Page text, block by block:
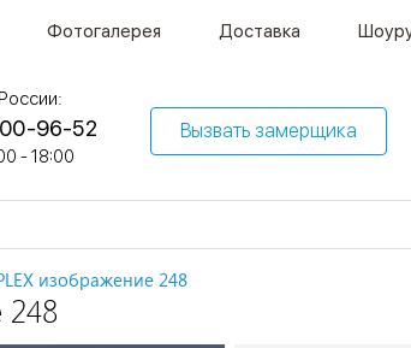
Фотогалерея Доставка
96-52
- 18:00
Вызвать замерщика
изображение 248
248